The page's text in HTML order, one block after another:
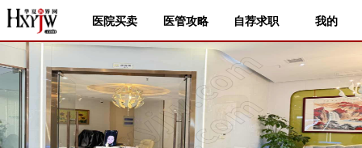
医院买卖 医管攻略 自荐求职 我的